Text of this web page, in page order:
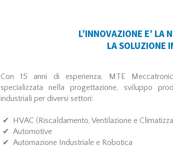
L’INNOVAZIONE E’ LA
LA SOLUZIONE
Con 15 anni di esperienza, MTE
specializzata nella progettazione, sviluppo
industriali per diversi settori:
✔ HVAC (Riscaldamento, Ventilazione e
✔ Automotive
✔ Automazione Industriale e Robotica